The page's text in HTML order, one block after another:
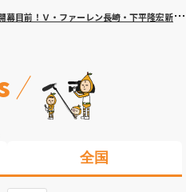
前！Ｖ・ファーレン長崎・下平隆宏新監督（52）意気込み
全国